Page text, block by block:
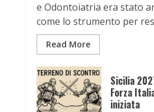
e Odontoiatria era stato
come lo strumento per
Read More
Sicilia
Forza
iniziata